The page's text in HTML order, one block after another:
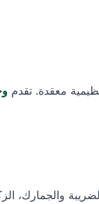
معقدة. تقدم
والجمارك،